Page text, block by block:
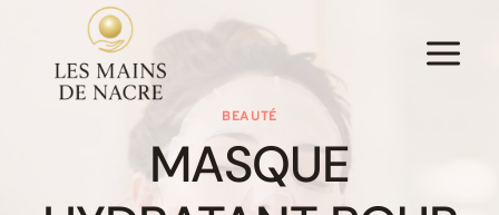
contenu
BEAUTÉ
MASQUE